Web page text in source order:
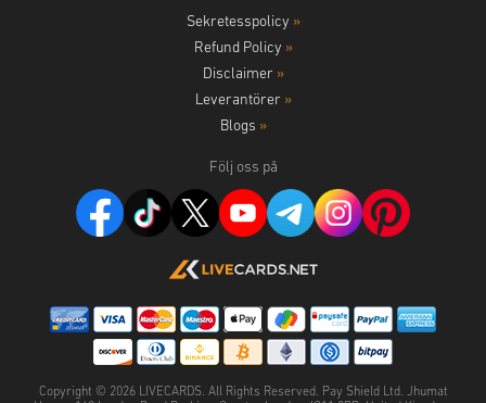
Sekretesspolicy »
Refund Policy »
Disclaimer »
Leverantörer »
Blogs »
Följ oss på
Copyright © 2026 LIVECARDS. All Rights Reserved. Pay Shield Ltd. Jhumat